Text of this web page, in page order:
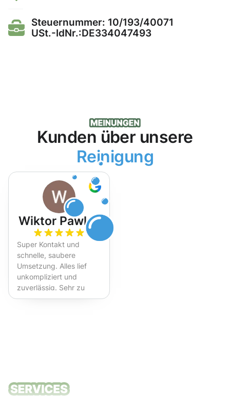
Steuernummer: 10/193/40071
USt.-IdNr.:DE334047493
Kunden über unsere
Reinigung
Wiktor Pawlak
Super Kontakt und
schnelle, saubere
Umsetzung. Alles lief
unkompliziert und
zuverlässig. Sehr zu
empfehlen!